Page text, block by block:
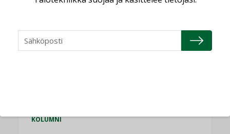
NÄKÖKULMIA
KOLUMNI